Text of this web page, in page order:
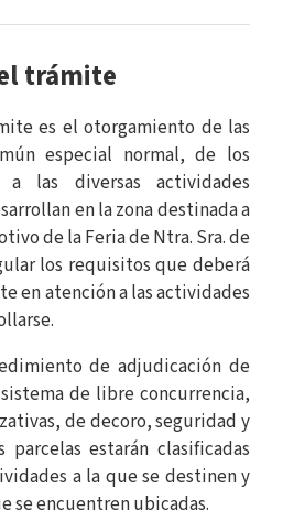
trámite
es el otorgamiento de las
especial normal, de los
a las diversas actividades
en la zona destinada a
de la Feria de Ntra. Sra. de
los requisitos que deberá
en atención a las actividades
de adjudicación de
de libre concurrencia,
de decoro, seguridad y
estarán clasificadas
a la que se destinen y
se encuentren ubicadas.